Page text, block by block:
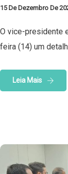
15 De Dezembro De
O vice-presidente
feira (14) um
Leia Mais